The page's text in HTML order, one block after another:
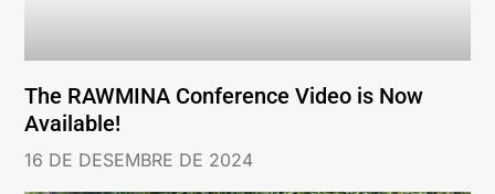
The RAWMINA Conference Video is Now
Available!
16 DE DESEMBRE DE 2024